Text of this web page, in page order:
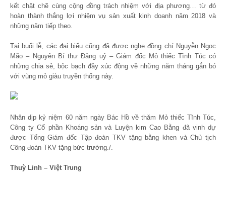
kết chặt chẽ cùng cộng đồng trách nhiệm với địa phương… từ đó
hoàn thành thắng lợi nhiệm vụ sản xuất kinh doanh năm 2018 và
những năm tiếp theo.
Tại buổi lễ, các đại biểu cũng đã được nghe đồng chí Nguyễn Ngọc
Mão – Nguyên Bí thư Đảng uỷ – Giám đốc Mỏ thiếc Tĩnh Túc có
những chia sẻ, bộc bạch đầy xúc động về những năm tháng gắn bó
với vùng mỏ giàu truyền thống này.
Nhân dịp kỷ niệm 60 năm ngày Bác Hồ về thăm Mỏ thiếc Tĩnh Túc,
Công ty Cổ phần Khoáng sản và Luyện kim Cao Bằng đã vinh dự
được Tổng Giám đốc Tập đoàn TKV tặng bằng khen và Chủ tịch
Công đoàn TKV tặng bức trướng./.
Thuỳ Linh – Việt Trung